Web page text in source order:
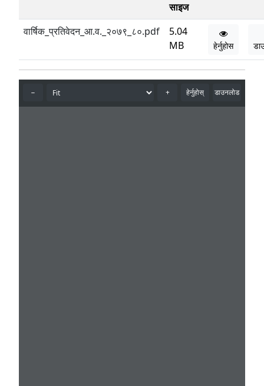
साइज
वार्षिक_प्रतिवेदन_आ.व._२०७९_८०.pdf
5.04
MB
हेर्नुहोस